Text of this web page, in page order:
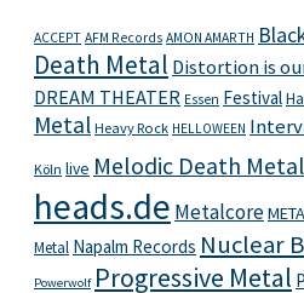
ACCEPT AFM Records AMON AMARTH
Death Metal Distortion is
DREAM THEATER Essen Festival
Metal Heavy Rock HELLOWEEN
Köln live Melodic Death Metal
heads.de Metalcore
Metal Napalm Records Nuclear
Powerwolf Progressive Metal